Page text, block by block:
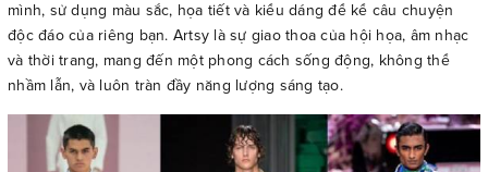
mình, sử dụng màu sắc, họa tiết và kiểu dáng để kể câu chuyện
độc đáo của riêng bạn. Artsy là sự giao thoa của hội họa, âm nhạc
và thời trang, mang đến một phong cách sống động, không thể
nhầm lẫn, và luôn tràn đầy năng lượng sáng tạo.